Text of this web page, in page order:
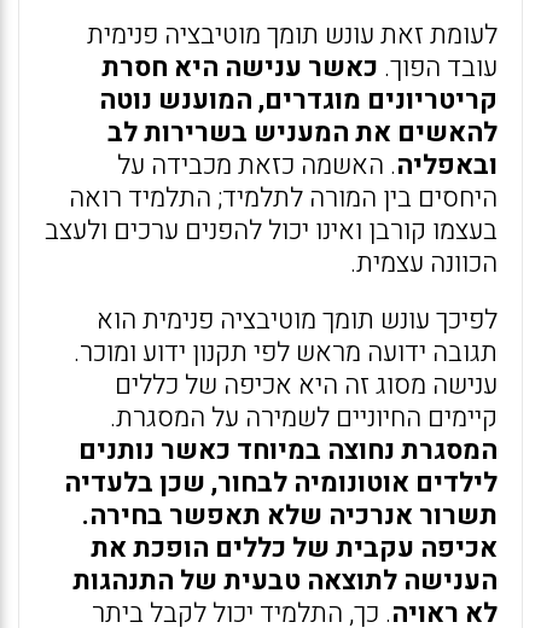
לעומת זאת עונש תומך מוטיבציה פנימית
עובד הפוך. כאשר ענישה היא חסרת
קריטריונים מוגדרים, המוענש נוטה
להאשים את המעניש בשרירות לב
ובאפליה. האשמה כזאת מכבידה על
היחסים בין המורה לתלמיד; התלמיד רואה
בעצמו קורבן ואינו יכול להפנים ערכים ולעצב
הכוונה עצמית.
לפיכך עונש תומך מוטיבציה פנימית הוא
תגובה ידועה מראש לפי תקנון ידוע ומוכר.
ענישה מסוג זה היא אכיפה של כללים
קיימים החיוניים לשמירה על המסגרת.
המסגרת נחוצה במיוחד כאשר נותנים
לילדים אוטונומיה לבחור, שכן בלעדיה
תשרור אנרכיה שלא תאפשר בחירה.
אכיפה עקבית של כללים הופכת את
הענישה לתוצאה טבעית של התנהגות
לא ראויה. כך, התלמיד יכול לקבל ביתר